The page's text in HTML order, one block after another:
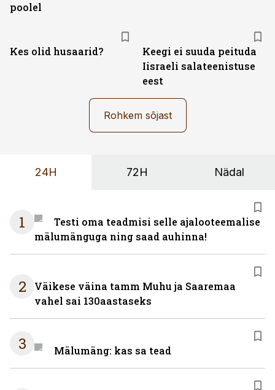
poolel
Kes olid husaarid?
Keegi ei suuda peituda
Iisraeli salateenistuse
eest
Rohkem sõjast
24H 72H Nädal
1
Testi oma teadmisi selle ajalooteemalise
mälumänguga ning saad auhinna!
2
Väikese väina tamm Muhu ja Saaremaa
vahel sai 130aastaseks
3 Mälumäng: kas sa tead